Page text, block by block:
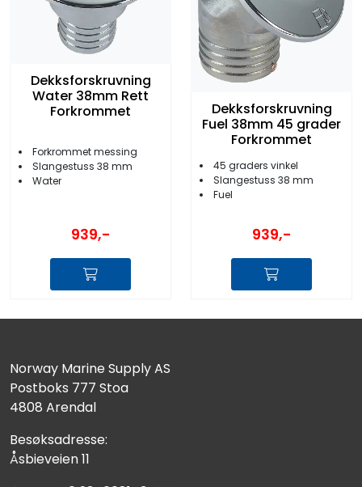
Dekksforskruvning
Water 38mm Rett
Forkrommet
Forkrommet messing
Slangestuss 38 mm
Water
939,-
Dekksforskruvning
Fuel 38mm 45 grader
Forkrommet
45 graders vinkel
Slangestuss 38 mm
Fuel
939,-
Norway Marine Supply AS
Postboks 777 Stoa
4808 Arendal
Besøksadresse:
Åsbieveien 11